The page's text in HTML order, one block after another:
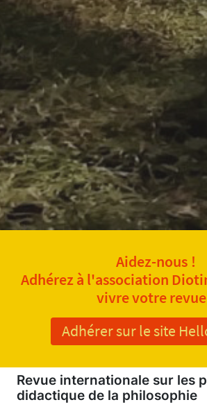
Aidez-nous !
Adhérez à l'association
vivre votre
Adhérer sur le site
Revue internationale sur les
didactique de la philosophie